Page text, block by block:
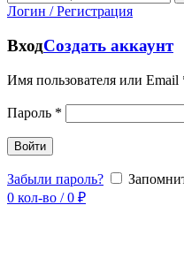
Логин / Регистрация
ВходСоздать аккаунт
Имя пользователя или Email
Пароль *
Войти
Забыли пароль?
0 кол-во / 0 ₽